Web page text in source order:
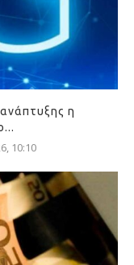
η
10:10